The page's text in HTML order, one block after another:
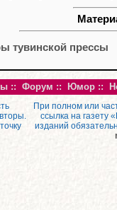
тувинской прессы
:: Форум :: Юмор ::
При полном или
ссылка на газету
изданий